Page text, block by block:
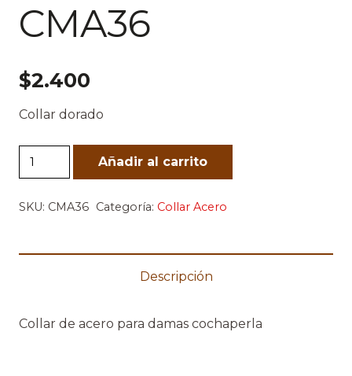
CMA36
$2.400
Collar dorado
CMA36
cantidad
Añadir al carrito
SKU: CMA36 Categoría: Collar Acero
Descripción
Collar de acero para damas cochaperla